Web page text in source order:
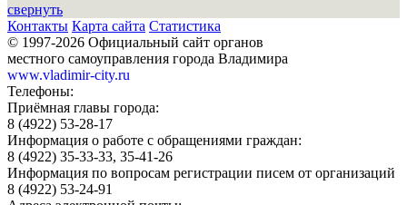
свернуть
Контакты Карта сайта Статистика
© 1997-2026 Официальный сайт органов
местного самоуправления города Владимира
www.vladimir-city.ru
Телефоны:
Приёмная главы города:
8 (4922) 53-28-17
Информация о работе с обращениями граждан:
8 (4922) 35-33-33, 35-41-26
Информация по вопросам регистрации писем от организаций
8 (4922) 53-24-91